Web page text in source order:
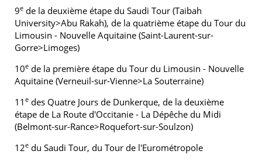
9e de la deuxième étape du Saudi Tour (Taibah
University>Abu Rakah), de la quatrième étape du Tour du
Limousin - Nouvelle Aquitaine (Saint-Laurent-sur-
Gorre>Limoges)
10e de la première étape du Tour du Limousin - Nouvelle
Aquitaine (Verneuil-sur-Vienne>La Souterraine)
11 e des Quatre Jours de Dunkerque, de la deuxième
étape de La Route d'Occitanie - La Dépêche du Midi
(Belmont-sur-Rance>Roquefort-sur-Soulzon)
12e du Saudi Tour, du Tour de l'Eurométropole